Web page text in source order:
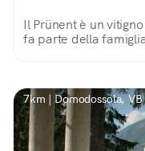
Il Prünent è un
fa parte della
7km | Domodossola, VB